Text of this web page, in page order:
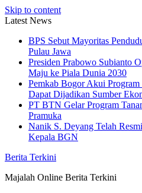
Skip to content
Latest News
BPS Sebut Mayoritas
Pulau Jawa
Presiden Prabowo Subianto
Maju ke Piala Dunia 2030
Pemkab Bogor Akui Program
Dapat Dijadikan Sumber
PT BTN Gelar Program
Pramuka
Nanik S. Deyang Telah
Kepala BGN
Berita Terkini
Majalah Online Berita Terkini